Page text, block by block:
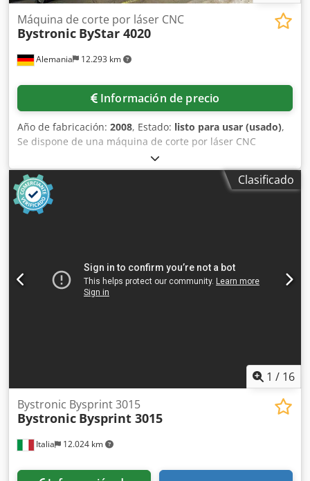
Alemania 12.293 km
Máquina de corte por láser CNC
Bystronic ByStar 4020
Información de precio
Año de fabricación: 2008, Estado: listo para usar (usado),
Se dispone de una máquina de corte por láser CNC
Bystronic. Recorridos X/Y/Z: 4020mm/2020mm/170mm,
peso máximo de chapa: 1500kg, velocidad de
posicionamiento: 60m/min, velocidad simultánea:
80m/min, precisión de posicionamiento: +/-0,1mm,
repetibilidad: +/-0,05mm, láser: CO2, fuente de láser:
conectada: 35200h. Incluye dos cabezales de corte de
repuesto de 7,5" y 5", así como varios repuestos.
Documentación disponible. Es posible inspección in situ.
Clasificado
1 / 16
Italia 12.024 km
Bystronic Bysprint 3015
Bystronic Bysprint 3015